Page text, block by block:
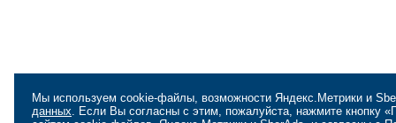
Мы используем cookie-файлы, возможности Яндекс.Метрики и
данных. Если Вы согласны с этим, пожалуйста, нажмите кнопку